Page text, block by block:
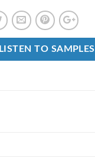
LISTEN TO SAMPLES